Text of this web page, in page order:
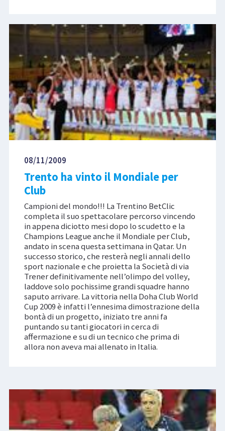
08/11/2009
Trento ha vinto il Mondiale per
Club
Campioni del mondo!!! La Trentino BetClic
completa il suo spettacolare percorso vincendo
in appena diciotto mesi dopo lo scudetto e la
Champions League anche il Mondiale per Club,
andato in scena questa settimana in Qatar. Un
successo storico, che resterà negli annali dello
sport nazionale e che proietta la Società di via
Trener definitivamente nell’olimpo del volley,
laddove solo pochissime grandi squadre hanno
saputo arrivare. La vittoria nella Doha Club World
Cup 2009 è infatti l’ennesima dimostrazione della
bontà di un progetto, iniziato tre anni fa
puntando su tanti giocatori in cerca di
affermazione e su di un tecnico che prima di
allora non aveva mai allenato in Italia.